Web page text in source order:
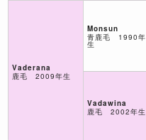
Vaderana
鹿毛 2009年生
Monsun
青鹿毛 1990年
生
Vadawina
鹿毛 2002年生